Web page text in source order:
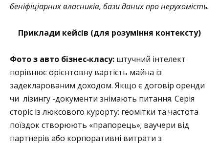
беніфіціарних власників, бази даних про нерухомість.
Приклади кейсів (для розуміння контексту)
Фото з авто бізнес‑класу: штучний інтелект
порівнює орієнтовну вартість майна із
задекларованим доходом. Якщо є договір оренди
чи лізингу -документи знімають питання. Серія
сторіс із люксового курорту: геомітки та частота
поїздок створюють «прапорець»; ваучери від
партнерів або корпоративні витрати з